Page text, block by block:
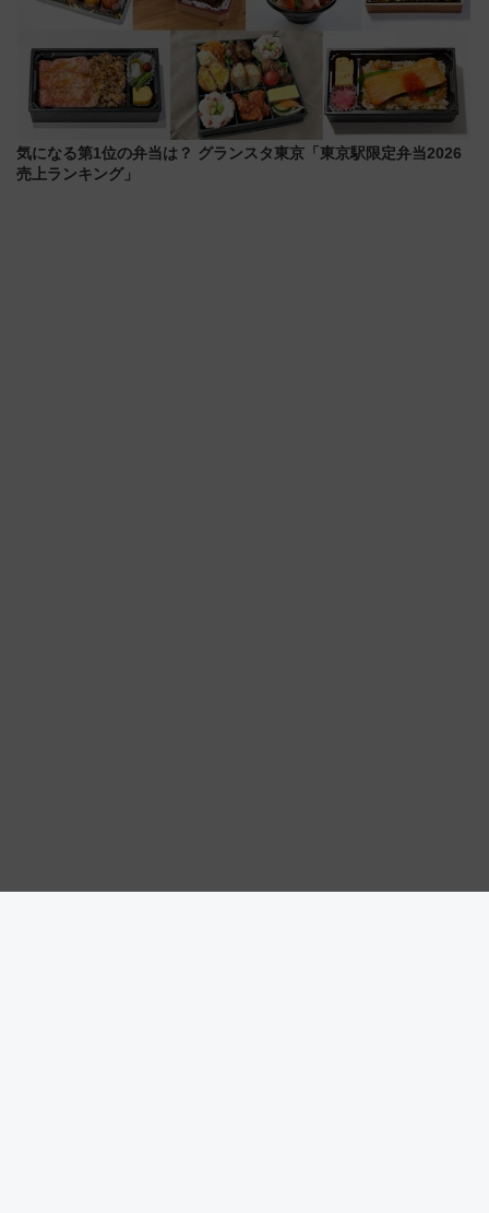
気になる第1位の弁当は？ グランスタ東京「東京駅限定弁当2026
売上ランキング」